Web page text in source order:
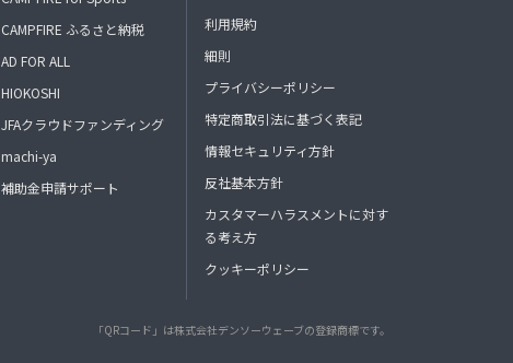
CAMPFIRE ふるさと納税
AD FOR ALL
HIOKOSHI
JFAクラウドファンディング
machi-ya
補助金申請サポート
利用規約
細則
プライバシーポリシー
特定商取引法に基づく表記
情報セキュリティ方針
反社基本方針
カスタマーハラスメントに対す
る考え方
クッキーポリシー
「QRコード」は株式会社デンソーウェーブの登録商標です。